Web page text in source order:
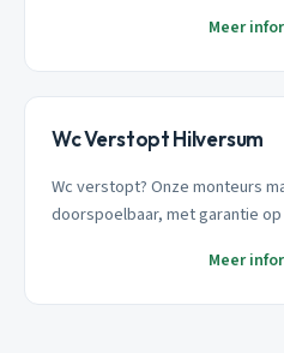
Meer
Wc Verstopt Hilversum
Wc verstopt? Onze monteurs
doorspoelbaar, met garantie
Meer